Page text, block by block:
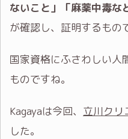
ないこと」「麻薬中毒な
が確認し、証明するもの
国家資格にふさわしい人
ものですね。
Kagayaは今回、 立川クリ
した。